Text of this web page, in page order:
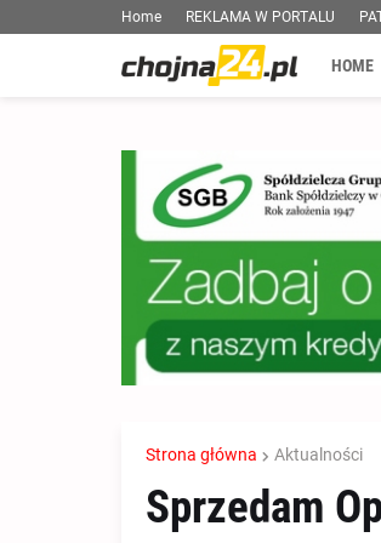
Home REKLAMA W PORTALU
HOME
Strona główna Aktualności
Sprzedam